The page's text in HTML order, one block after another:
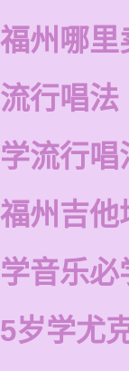
福州哪里
流行唱法
学流行
福州吉他
学音乐必
5岁学尤